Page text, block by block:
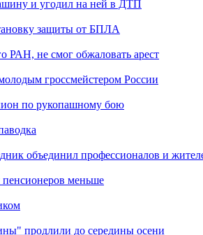
и угодил на ней в ДТП
защиты от БПЛА
РАН, не смог обжаловать арест
гроссмейстером России
по рукопашному бою
объединил профессионалов и
пенсионеров меньше
продлили до середины осени